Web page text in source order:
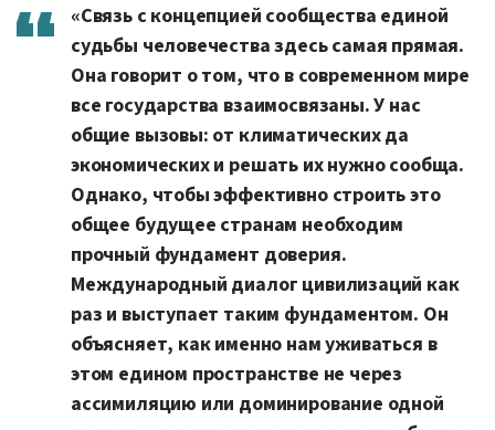
«Связь с концепцией сообщества единой
судьбы человечества здесь самая прямая.
Она говорит о том, что в современном мире
все государства взаимосвязаны. У нас
общие вызовы: от климатических да
экономических и решать их нужно сообща.
Однако, чтобы эффективно строить это
общее будущее странам необходим
прочный фундамент доверия.
Международный диалог цивилизаций как
раз и выступает таким фундаментом. Он
объясняет, как именно нам уживаться в
этом едином пространстве не через
ассимиляцию или доминирование одной